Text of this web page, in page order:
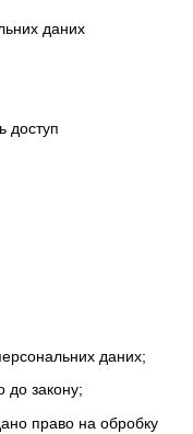
даних
доступ
даних;
до закону;
право на обробку